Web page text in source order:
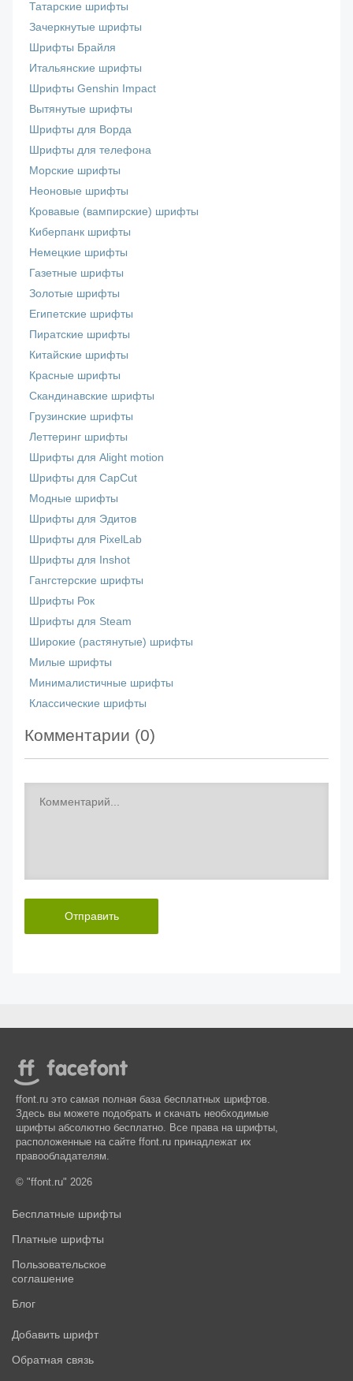
Татарские шрифты
Зачеркнутые шрифты
Шрифты Брайля
Итальянские шрифты
Шрифты Genshin Impact
Вытянутые шрифты
Шрифты для Ворда
Шрифты для телефона
Морские шрифты
Неоновые шрифты
Кровавые (вампирские) шрифты
Киберпанк шрифты
Немецкие шрифты
Газетные шрифты
Золотые шрифты
Египетские шрифты
Пиратские шрифты
Китайские шрифты
Красные шрифты
Скандинавские шрифты
Грузинские шрифты
Леттеринг шрифты
Шрифты для Alight motion
Шрифты для CapCut
Модные шрифты
Шрифты для Эдитов
Шрифты для PixelLab
Шрифты для Inshot
Гангстерские шрифты
Шрифты Рок
Шрифты для Steam
Широкие (растянутые) шрифты
Милые шрифты
Минималистичные шрифты
Классические шрифты
Комментарии (0)
Отправить
ffont.ru это самая полная база бесплатных шрифтов.
Здесь вы можете подобрать и скачать необходимые
шрифты абсолютно бесплатно. Все права на шрифты,
расположенные на сайте ffont.ru принадлежат их
правообладателям.
© "ffont.ru" 2026
Бесплатные шрифты
Платные шрифты
Пользовательское
соглашение
Блог
Добавить шрифт
Обратная связь